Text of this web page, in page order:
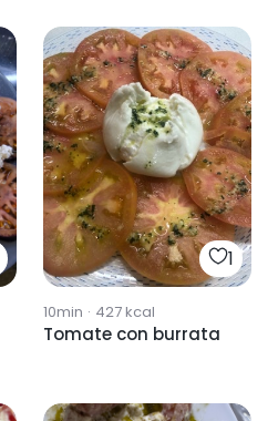
1
10min · 427kcal
Tomate con burrata